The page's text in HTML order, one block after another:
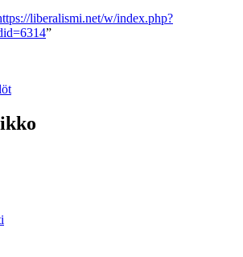
liberalismi.net/w/index.php?
”